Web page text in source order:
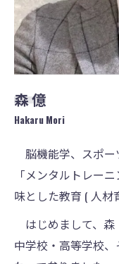
森 億
Hakaru Mori
脳機能学、スポー
「メンタルトレー
味とした教育 ( 人材
はじめまして、森
中学校・高等学校